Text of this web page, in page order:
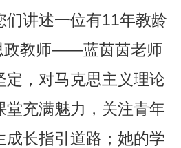
们讲述一位有11年教龄
政教师——蓝茵茵老师
定，对马克思主义理论
堂充满魅力，关注青年
成长指引道路；她的学